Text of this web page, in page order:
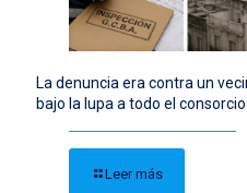
La denuncia era contra un
bajo la lupa a todo el consorcio
Leer más